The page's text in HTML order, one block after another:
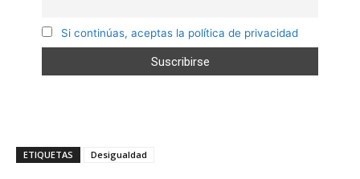
Si continúas, aceptas la política de privacidad
ETIQUETAS Desigualdad